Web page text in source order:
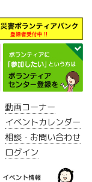
動画コーナー
イベントカレンダー
相談・お問い合わせ
ログイン